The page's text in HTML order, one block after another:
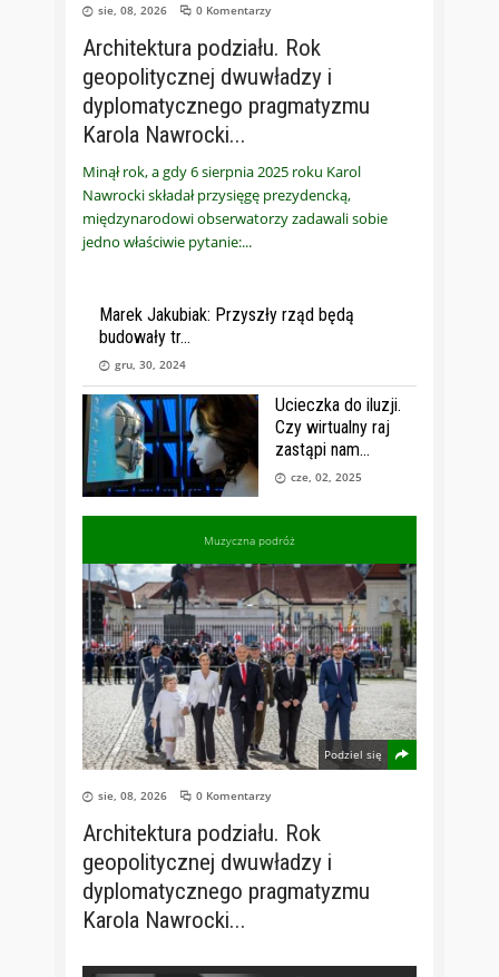
sie, 08, 2026 0 Komentarzy
Architektura podziału. Rok
geopolitycznej dwuwładzy i
dyplomatycznego pragmatyzmu
Karola Nawrocki
Minął rok, a gdy 6 sierpnia 2025 roku Karol
Nawrocki składał przysięgę prezydencką,
międzynarodowi obserwatorzy zadawali sobie
jedno właściwie pytanie:
Marek Jakubiak: Przyszły rząd będą
budowały tr
gru, 30, 2024
Ucieczka do iluzji.
Czy wirtualny raj
zastąpi nam
cze, 02, 2025
Muzyczna podróż
Podziel się
sie, 08, 2026 0 Komentarzy
Architektura podziału. Rok
geopolitycznej dwuwładzy i
dyplomatycznego pragmatyzmu
Karola Nawrocki